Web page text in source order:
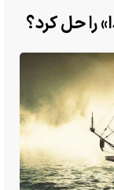
را حل کرد؟